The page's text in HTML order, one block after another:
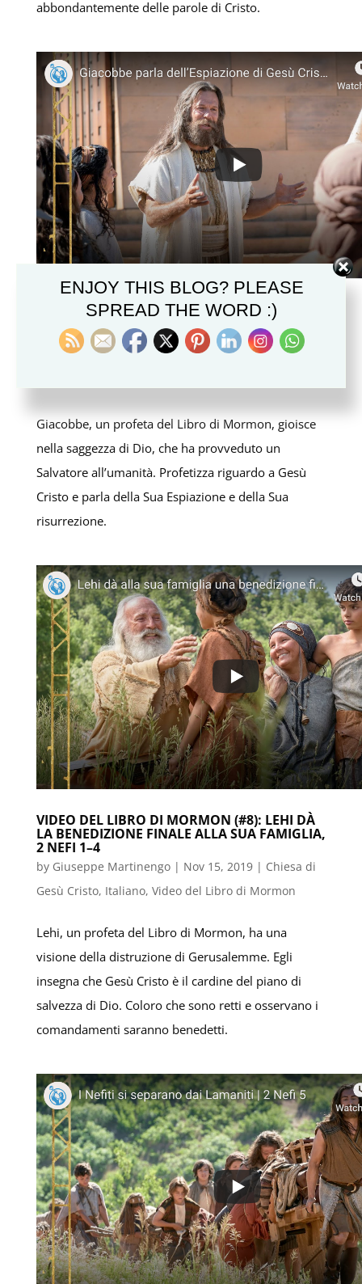
abbondantemente delle parole di Cristo.
VIDEO DEL LIBRO DI MORMON (#10):
GIACOBBE PARLA DELL’ESPIAZIONE DI GESÙ
CRISTO, 2 NEFI 6–10
Giuseppe Martinengo| Nov 22, 2019 | Chiesa di
Giacobbe, un profeta del Libro di Mormon, gioisce
nella saggezza di Dio, che ha provveduto un
Salvatore all’umanità. Profetizza riguardo a Gesù
Cristo e parla della Sua Espiazione e della Sua
risurrezione.
VIDEO DEL LIBRO DI MORMON (#8): LEHI DÀ
LA BENEDIZIONE FINALE ALLA SUA FAMIGLIA,
2 NEFI 1–4
by Giuseppe Martinengo| Nov 15, 2019| Chiesa di
Gesù Cristo, Italiano, Video del Libro di Mormon
Lehi, un profeta del Libro di Mormon, ha una
visione della distruzione di Gerusalemme. Egli
insegna che Gesù Cristo è il cardine del piano di
salvezza di Dio. Coloro che sono retti e osservano i
comandamenti saranno benedetti.
ENJOY THIS BLOG? PLEASE
SPREAD THE WORD :)